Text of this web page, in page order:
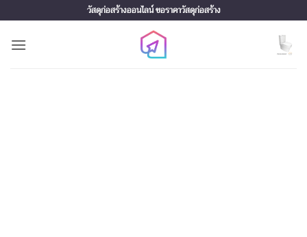
to
content
วัสดุก่อสร้างออนไลน์ ขอราคาวัสดุก่อสร้าง